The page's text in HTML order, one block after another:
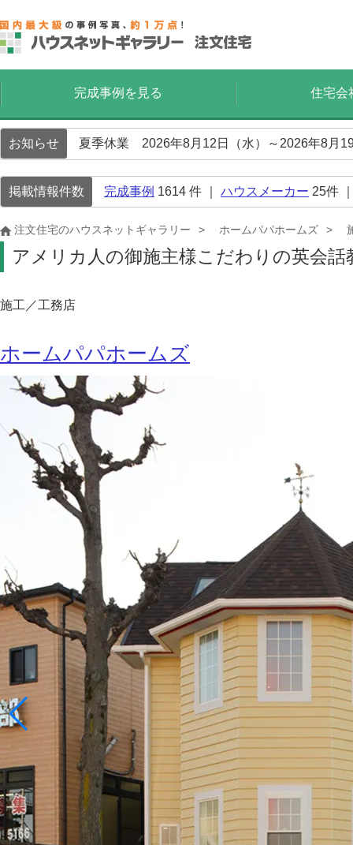
完成事例を見る 住宅会
お知らせ 夏季休業 2026年8月12日（水）～2026年8月
掲載情報件数 完成事例 1614 件 ｜ ハウスメーカー 25件
注文住宅のハウスネットギャラリー ホームパパホームズ
アメリカ人の御施主様こだわりの英会話
施工／工務店
ホームパパホームズ